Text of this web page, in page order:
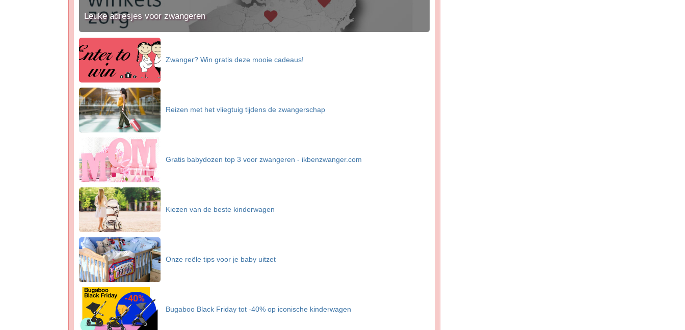
Leuke adresjes voor zwangeren
Zwanger? Win gratis deze mooie cadeaus!
Reizen met het vliegtuig tijdens de zwangerschap
Gratis babydozen top 3 voor zwangeren - ikbenzwanger.com
Kiezen van de beste kinderwagen
Onze reële tips voor je baby uitzet
Bugaboo Black Friday tot -40% op iconische kinderwagen